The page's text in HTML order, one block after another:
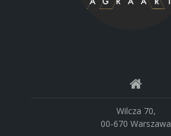
Wilcza 70,
00-670 Warszawa